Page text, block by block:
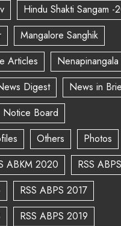
Hindu Shakti Sangam -
Mangalore Sanghik
Articles
Nenapinangala
Digest
News in
Notice Board
Others Photos
ABKM 2020
RSS
RSS ABPS 2017
RSS ABPS 2019